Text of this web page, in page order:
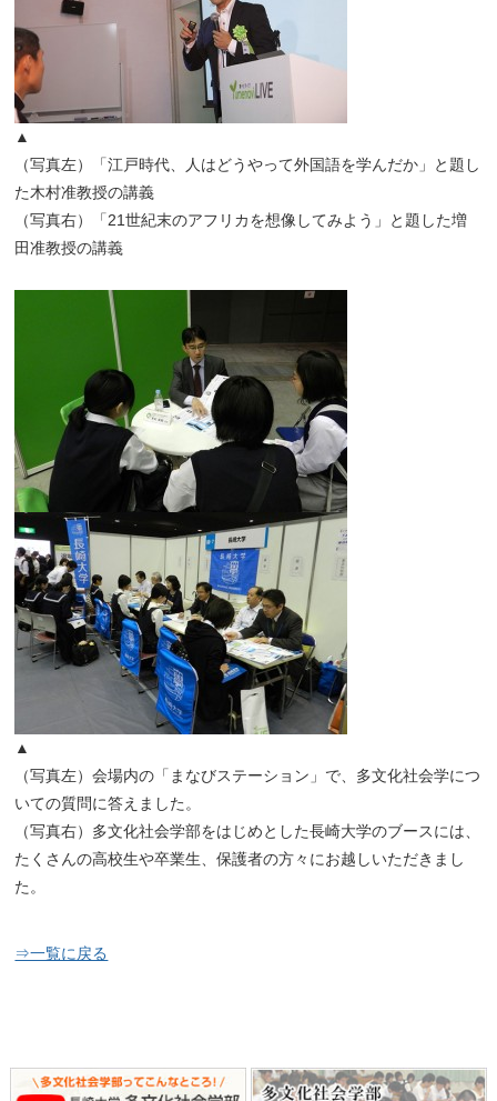
▲
（写真左）「江戸時代、人はどうやって外国語を学んだか」と題し
た木村准教授の講義
（写真右）「21世紀末のアフリカを想像してみよう」と題した増
田准教授の講義
▲
（写真左）会場内の「まなびステーション」で、多文化社会学につ
いての質問に答えました。
（写真右）多文化社会学部をはじめとした長崎大学のブースには、
たくさんの高校生や卒業生、保護者の方々にお越しいただきまし
た。
⇒一覧に戻る